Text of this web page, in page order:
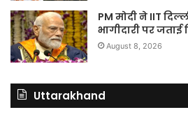
PM मोदी ने IIT
भागीदारी पर जताई
August 8, 2026
Uttarakhand